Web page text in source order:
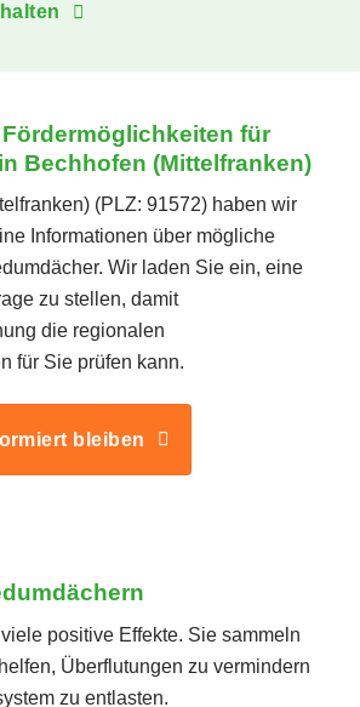
für
Bechhofen (Mittelfranken)
(PLZ: 91572) haben wir
Informationen über mögliche
Wir laden Sie ein, eine
zu stellen, damit
die regionalen
für Sie prüfen kann.
bleiben
positive Effekte. Sie sammeln
Überflutungen zu vermindern
zu entlasten.